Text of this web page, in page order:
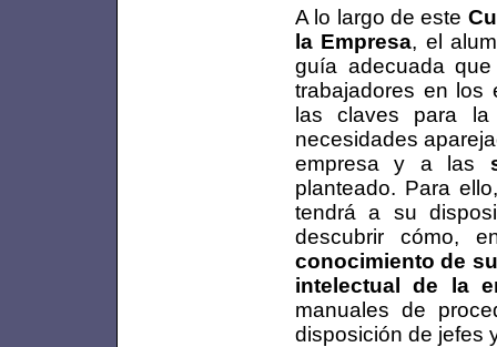
A lo largo de este
la Empresa, el
guía adecuada
trabajadores en los
las claves para la
necesidades
empresa y a las
planteado. Para
tendrá a su
descubrir cómo,
conocimiento de
intelectual de la
manuales de
disposición de jefes